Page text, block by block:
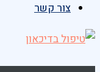
צור קשר